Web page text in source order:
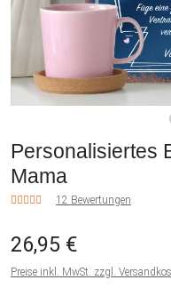
Personalisiertes
Mama
12 Bewertungen
26,95 €
Preise inkl. MwSt. zzgl.